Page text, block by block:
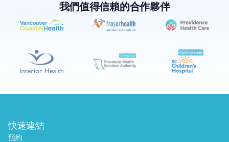
我們值得信賴的合作夥伴
快速連結
預約